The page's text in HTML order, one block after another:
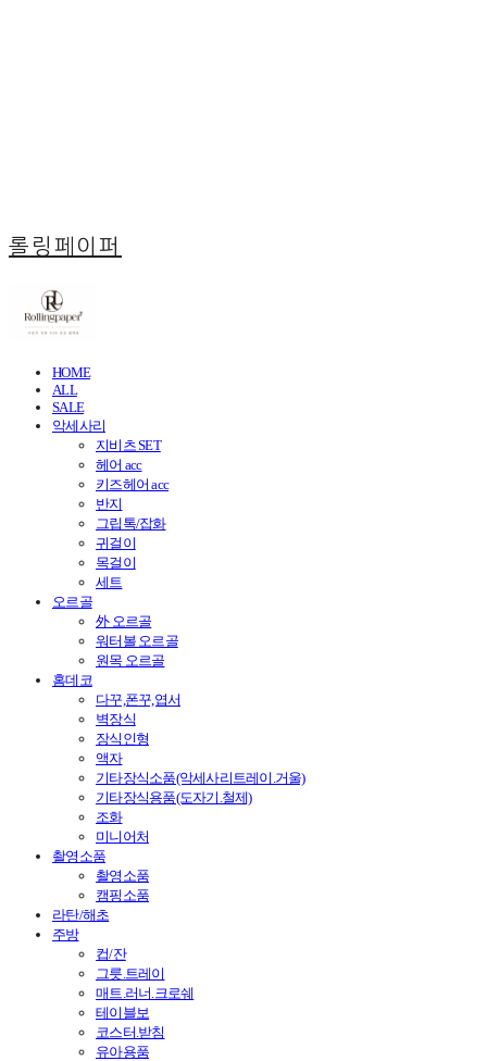
롤링페이퍼
HOME
ALL
SALE
악세사리
지비츠 SET
헤어 acc
키즈헤어 acc
반지
그립톡/잡화
귀걸이
목걸이
세트
오르골
外 오르골
워터볼 오르골
원목 오르골
홈데코
다꾸,폰꾸,엽서
벽장식
장식인형
액자
기타장식소품(악세사리트레이.거울)
기타장식용품(도자기.철제)
조화
미니어처
촬영소품
촬영소품
캠핑소품
라탄/해초
주방
컵/잔
그릇.트레이
매트.러너.크로쉐
테이블보
코스터.받침
유아용품